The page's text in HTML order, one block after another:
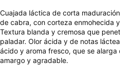
Cuajada láctica de corta
de cabra, con corteza enmohecida
Textura blanda y cremosa que
paladar. Olor ácida y de notas
ácido y aroma fresco, que se
amargo y agradable.